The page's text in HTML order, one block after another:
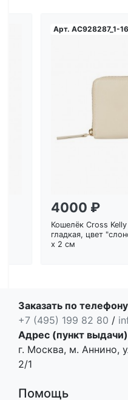
Арт. AC928287_1-16
4000 ₽
Кошелёк Cross
гладкая, цвет
x 2 см
Заказать по
+7 (495) 199 82 80 /
Адрес (пункт
г. Москва, м. Аннино,
2/1
Помощь